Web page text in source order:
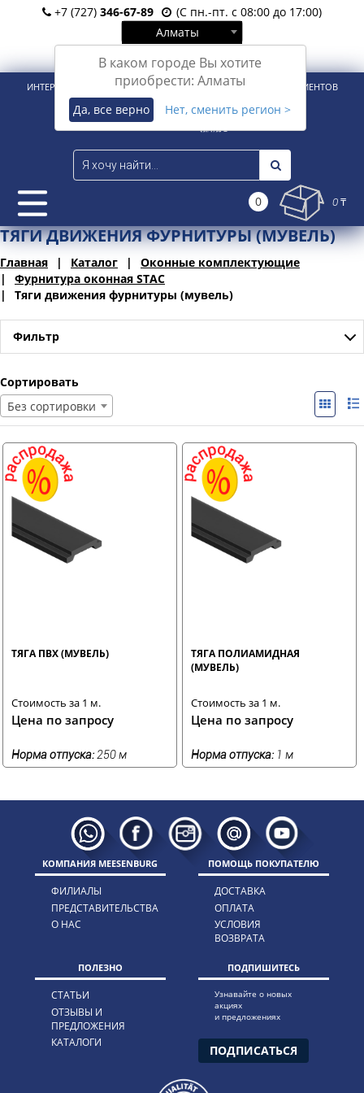
+7 (727) 346-67-89
(С пн.-пт. с 08:00 до 17:00)
Алматы
В каком городе Вы хотите
приобрести: Алматы
Да, все верно Нет, сменить регион >
Вход Регистрация
ИНТЕРНЕТ-МАГАЗИН ДЛЯ РОЗНИЧНЫХ И КОРПОРАТИВНЫХ КЛИЕНТОВ
0 0 ₸
ТЯГИ ДВИЖЕНИЯ ФУРНИТУРЫ (МУВЕЛЬ)
Главная Каталог
Оконные комплектующие
Фурнитура оконная STAC
Тяги движения фурнитуры (мувель)
Фильтр
Сортировать
Без сортировки
ТЯГА ПВХ (МУВЕЛЬ)
Стоимость за 1 м.
Цена по запросу
Норма отпуска: 250 м
ТЯГА ПОЛИАМИДНАЯ
(МУВЕЛЬ)
Стоимость за 1 м.
Цена по запросу
Норма отпуска: 1 м
КОМПАНИЯ MEESENBURG
ФИЛИАЛЫ
ПРЕДСТАВИТЕЛЬСТВА
О НАС
ПОМОЩЬ ПОКУПАТЕЛЮ
ДОСТАВКА
ОПЛАТА
УСЛОВИЯ
ВОЗВРАТА
ПОЛЕЗНО
СТАТЬИ
ОТЗЫВЫ И
ПРЕДЛОЖЕНИЯ
КАТАЛОГИ
ПОДПИШИТЕСЬ
Узнавайте о новых
акциях
и предложениях
ПОДПИСАТЬСЯ